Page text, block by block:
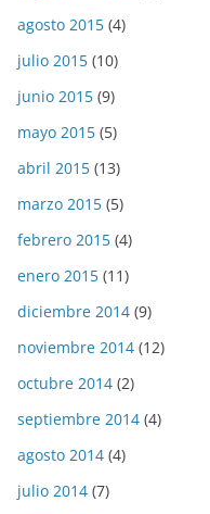
agosto 2015 (4)
julio 2015 (10)
junio 2015 (9)
mayo 2015 (5)
abril 2015 (13)
marzo 2015 (5)
febrero 2015 (4)
enero 2015 (11)
diciembre 2014 (9)
noviembre 2014 (12)
octubre 2014 (2)
septiembre 2014 (4)
agosto 2014 (4)
julio 2014 (7)